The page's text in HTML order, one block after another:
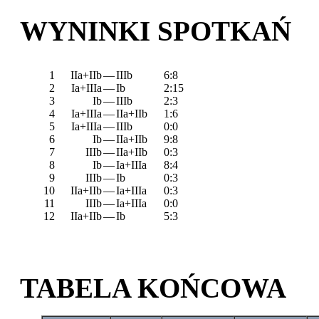
WYNINKI SPOTKAŃ
1 IIa+IIb—IIIb
6:8
2
Ia+IIIa—Ib
2:15
3
Ib—IIIb
2:3
4
Ia+IIIa—IIa+IIb
1:6
5
Ia+IIIa—IIIb
0:0
6
Ib—IIa+IIb
9:8
7
IIIb—IIa+IIb
0:3
8
Ib—Ia+IIIa
8:4
9
IIIb—Ib
0:3
10
IIa+IIb—Ia+IIIa
0:3
11
IIIb—Ia+IIIa
0:0
12
IIa+IIb—Ib 5:3
TABELA KOŃCOWA